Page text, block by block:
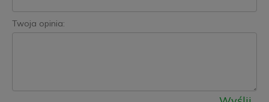
Twoja opinia: